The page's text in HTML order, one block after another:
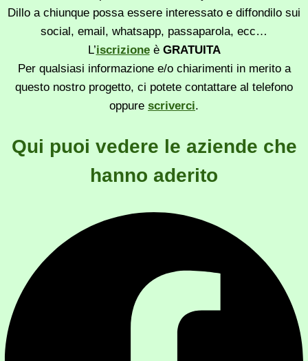
Dillo a chiunque possa essere interessato e diffondilo sui
social, email, whatsapp, passaparola, ecc…
L’iscrizioneè GRATUITA
Per qualsiasi informazione e/o chiarimenti in merito a
questo nostro progetto, ci potete contattare al telefono
oppure scriverci.
Qui puoi vedere le aziende che
hanno aderito